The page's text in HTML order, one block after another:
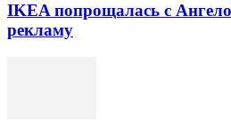
IKEA попрощалась с
рекламу